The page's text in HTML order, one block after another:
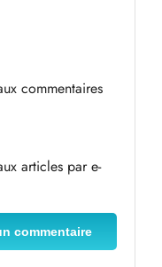
commentaires
articles par e-